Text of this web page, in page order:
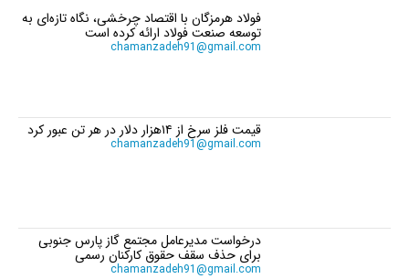
فولاد هرمزگان با اقتصاد چرخشی، نگاه تازه‌ای به
توسعه صنعت فولاد ارائه کرده است
chamanzadeh91@gmail.com
قیمت فلز سرخ از ۱۴هزار دلار در هر تن عبور کرد
chamanzadeh91@gmail.com
درخواست مدیرعامل مجتمع گاز پارس جنوبی
برای حذف سقف حقوق کارکنان رسمی
chamanzadeh91@gmail.com